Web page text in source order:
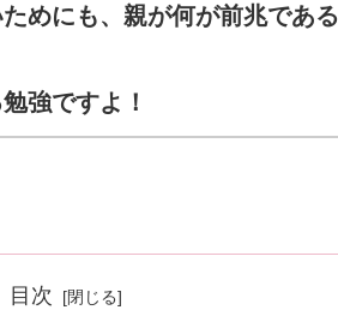
めにも、親が何が前兆であ
強ですよ！
目次